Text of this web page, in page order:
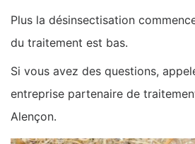
Plus la désinsectisation
du traitement est bas.
Si vous avez des questions,
entreprise partenaire de
Alençon.